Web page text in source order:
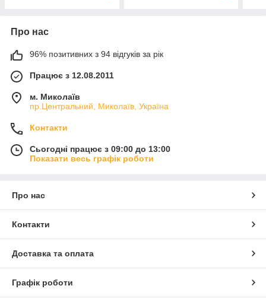
Про нас
96% позитивних з 94 відгуків за рік
Працює з 12.08.2011
м. Миколаїв
пр.Центральний, Миколаїв, Україна
Контакти
Сьогодні працює з 09:00 до 13:00
Показати весь графік роботи
Про нас
Контакти
Доставка та оплата
Графік роботи